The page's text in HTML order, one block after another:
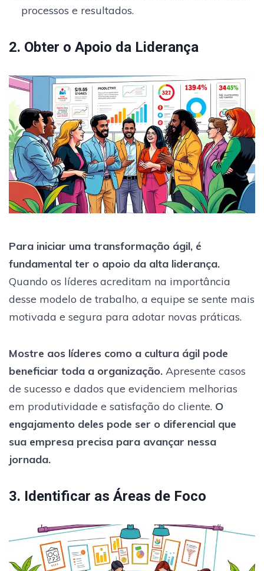
processos e resultados.
2. Obter o Apoio da Liderança
Para iniciar uma transformação ágil, é
fundamental ter o apoio da alta liderança.
Quando os líderes acreditam na importância
desse modelo de trabalho, a equipe se sente mais
motivada e segura para adotar novas práticas.
Mostre aos líderes como a cultura ágil pode
beneficiar toda a organização. Apresente casos
de sucesso e dados que evidenciem melhorias
em produtividade e satisfação do cliente. O
engajamento deles pode ser o diferencial que
sua empresa precisa para avançar nessa
jornada.
3. Identificar as Áreas de Foco